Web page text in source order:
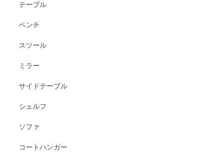
テーブル
ベンチ
スツール
ミラー
サイドテーブル
シェルフ
ソファ
コートハンガー